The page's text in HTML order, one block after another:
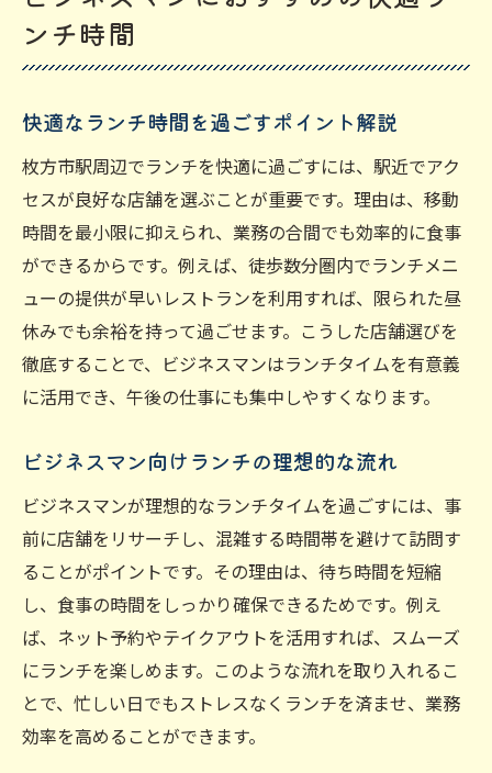
ンチ時間
快適なランチ時間を過ごすポイント解説
枚方市駅周辺でランチを快適に過ごすには、駅近でアク
セスが良好な店舗を選ぶことが重要です。理由は、移動
時間を最小限に抑えられ、業務の合間でも効率的に食事
ができるからです。例えば、徒歩数分圏内でランチメニ
ューの提供が早いレストランを利用すれば、限られた昼
休みでも余裕を持って過ごせます。こうした店舗選びを
徹底することで、ビジネスマンはランチタイムを有意義
に活用でき、午後の仕事にも集中しやすくなります。
ビジネスマン向けランチの理想的な流れ
ビジネスマンが理想的なランチタイムを過ごすには、事
前に店舗をリサーチし、混雑する時間帯を避けて訪問す
ることがポイントです。その理由は、待ち時間を短縮
し、食事の時間をしっかり確保できるためです。例え
ば、ネット予約やテイクアウトを活用すれば、スムーズ
にランチを楽しめます。このような流れを取り入れるこ
とで、忙しい日でもストレスなくランチを済ませ、業務
効率を高めることができます。